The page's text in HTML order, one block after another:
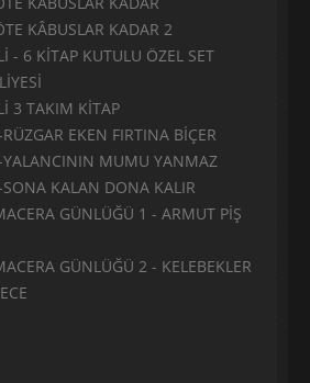
KÂBUSLAR KADAR 2
- 6 KİTAP KUTULU ÖZEL SET
3 TAKIM KİTAP
EKEN FIRTINA BİÇER
YALANCININ MUMU YANMAZ
SONA KALAN DONA KALIR
GÜNLÜĞÜ 1 - ARMUT PİŞ
GÜNLÜĞÜ 2 - KELEBEKLER